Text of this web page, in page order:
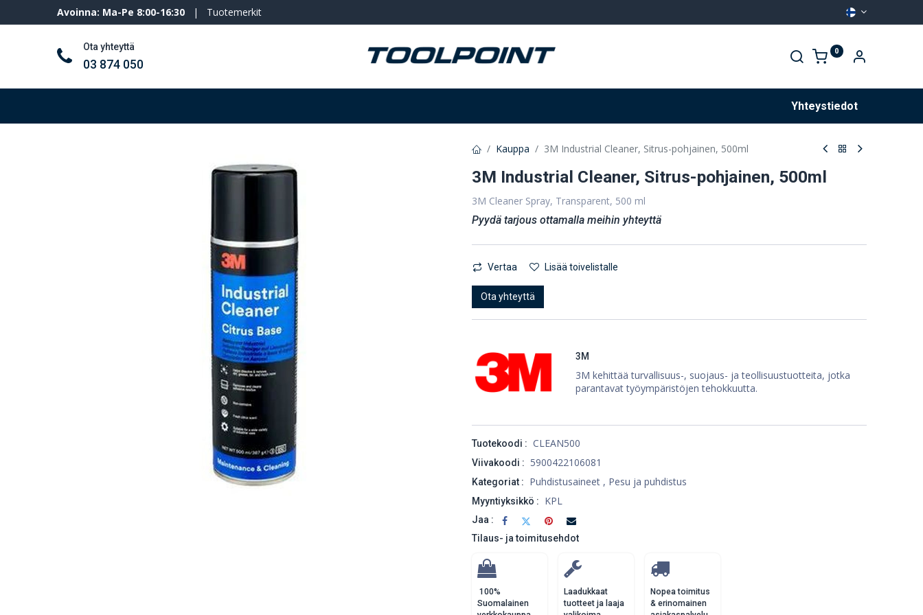
Avoinna: Ma-Pe 8:00-16:30 | Tuotemerkit
Ota yhteyttä
03 874 050
0
Yhteystiedot
Kauppa 3M Industrial Cleaner, Sitrus-pohjainen, 500ml
3M Industrial Cleaner, Sitrus-pohjainen, 500ml
3M Cleaner Spray, Transparent, 500 ml
Pyydä tarjous ottamalla meihin yhteyttä
Vertaa Lisää toivelistalle
Ota yhteyttä
3M
3M kehittää turvallisuus-, suojaus- ja teollisuustuotteita, jotka
parantavat työympäristöjen tehokkuutta.
Tuotekoodi : CLEAN500
Viivakoodi : 5900422106081
Kategoriat : Puhdistusaineet , Pesu ja puhdistus
Myyntiyksikkö : KPL
Jaa :
Tilaus- ja toimitusehdot
100%
Suomalainen
Laadukkaat
tuotteet ja laaja
Nopea toimitus
& erinomainen